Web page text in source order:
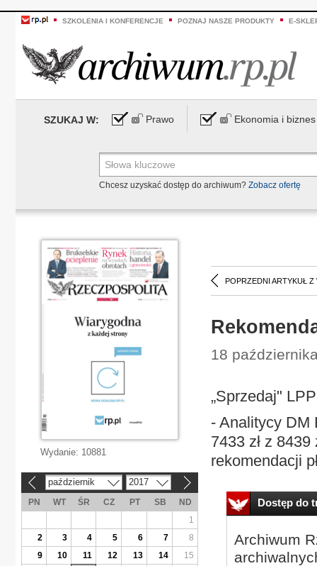
SZKOLENIA I KONFERENCJE POZNAJ NASZE PRODUKTY E-
SZUKAJ W: Prawo Ekonomia i biznes
Chcesz uzyskać dostęp do archiwum? Zobacz ofertę
POPRZEDNI ARTYKUŁ Z
18
„Sprzedaj" LPP
- Analitycy DM
7433 zł z
rekomendacji
Dostęp do
Archiwum
Wydanie: 10881
październik 2017
PN WT ŚR CZ PT SB
ND
1
2
3 4 5 6 7
8
9
10 11 12 13 14
15